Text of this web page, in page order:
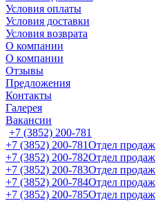
Условия оплаты
Условия доставки
Условия возврата
О компании
О компании
Отзывы
Предложения
Контакты
Галерея
Вакансии
+7 (3852) 200-781
+7 (3852) 200-781Отдел продаж
+7 (3852) 200-782Отдел продаж
+7 (3852) 200-783Отдел продаж
+7 (3852) 200-784Отдел продаж
+7 (3852) 200-785Отдел продаж